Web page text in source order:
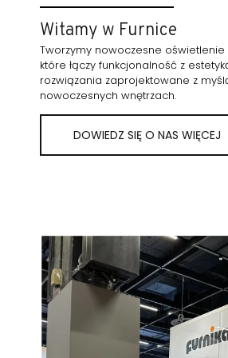
Witamy w Furnice
Tworzymy nowoczesne oświetlenie
które łączy funkcjonalność z
rozwiązania zaprojektowane z
nowoczesnych wnętrzach.
DOWIEDZ SIĘ O NAS WIĘCEJ